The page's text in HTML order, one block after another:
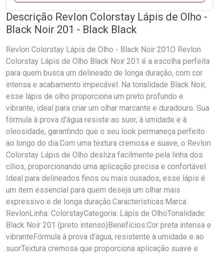
Descrição Revlon Colorstay Lápis de Olho -
Black Noir 201 - Black Black
Revlon Colorstay Lápis de Olho - Black Noir 201O Revlon
Colorstay Lápis de Olho Black Noir 201 é a escolha perfeita
para quem busca um delineado de longa duração, com cor
intensa e acabamento impecável. Na tonalidade Black Noir,
esse lápis de olho proporciona um preto profundo e
vibrante, ideal para criar um olhar marcante e duradouro. Sua
fórmula à prova d'água resiste ao suor, à umidade e à
oleosidade, garantindo que o seu look permaneça perfeito
ao longo do dia.Com uma textura cremosa e suave, o Revlon
Colorstay Lápis de Olho desliza facilmente pela linha dos
cílios, proporcionando uma aplicação precisa e confortável.
Ideal para delineados finos ou mais ousados, esse lápis é
um item essencial para quem deseja um olhar mais
expressivo e de longa duração.Características:Marca:
RevlonLinha: ColorstayCategoria: Lápis de OlhoTonalidade:
Black Noir 201 (preto intenso)Benefícios:Cor preta intensa e
vibranteFórmula à prova d'água, resistente à umidade e ao
suorTextura cremosa que proporciona aplicação suave e